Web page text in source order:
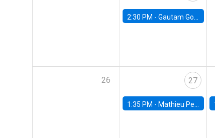
2:30 PM - Gautam Gowrisankaran, Columbia University
26 27
1:35 PM - Mathieu Pedemonte, IDB